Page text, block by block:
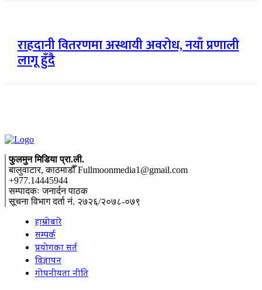
राहदानी वितरणमा अस्थायी अवरोध, नयाँ प्रणाली
लागू हुँदै
फुलमुन मिडिया प्रा.ली.
बालुवाटार, काठमाडौँ Fullmoonmedia1@gmail.com
+977.14445944
सम्पादकः जनार्दन पाठक
सूचना विभाग दर्ता नं. २७२६/२०७८-०७९
हाम्रोबारे
सम्पर्क
प्रयोगका सर्त
विज्ञापन
गोपनीयता नीति